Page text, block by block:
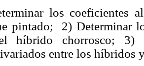
los coeficientes
pintado;
2) Determinar
híbrido chorrosco; 3)
entre los híbridos